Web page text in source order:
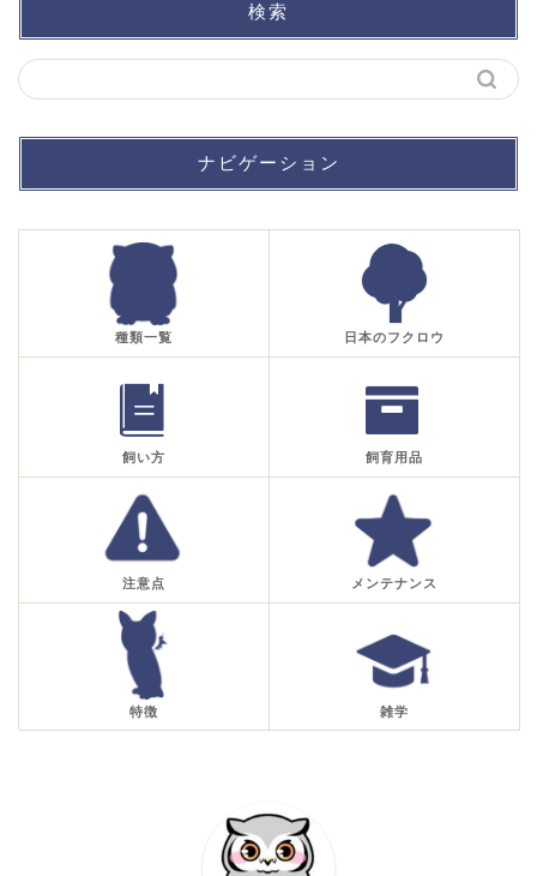
検索
ナビゲーション
種類一覧 日本のフクロウ
飼い方 飼育用品
注意点 メンテナンス
特徴 雑学